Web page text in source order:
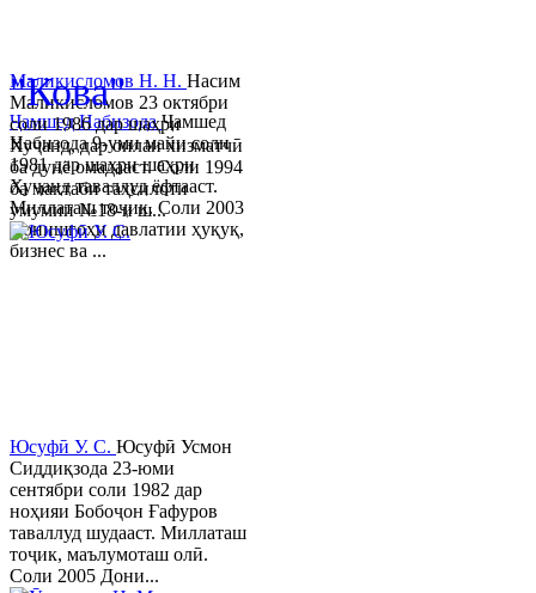
Ҷамшед НабизодаҶамшед
Набизода 9-уми майи соли
1981 дар шаҳри шаҳри
Хуҷанд таваллуд ёфтааст.
Миллаташ тоҷик. Соли 2003
Донишгоҳи давлатии ҳуқуқ,
бизнес ва ...
Маликисломов Н. Н. Насим
Маликисломов 23 октябри
соли 1986 дар шаҳри
Хуҷанд, дар оилаи хизматчӣ
ба дунё омадааст. Соли 1994
ба мактаби таҳсилоти
умумии №18-и ш...
Юсуфӣ У. C. Юсуфӣ Усмон
Сиддиқзода 23-юми
сентябри соли 1982 дар
ноҳияи Бобоҷон Ғафуров
таваллуд шудааст. Миллаташ
тоҷик, маълумоташ олӣ.
Соли 2005 Дони...
"Кова"